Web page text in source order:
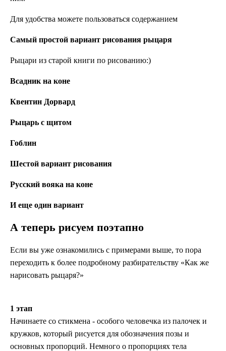
Для удобства можете пользоваться содержанием
Самый простой вариант рисования рыцаря
Рыцари из старой книги по рисованию:)
Всадник на коне
Квентин Дорвард
Рыцарь с щитом
Гоблин
Шестой вариант рисования
Русский вояка на коне
И еще один вариант
А теперь рисуем поэтапно
Если вы уже ознакомились с примерами выше, то пора
переходить к более подробному разбирательству «Как же
нарисовать рыцаря?»
1 этап
Начинаете со стикмена - особого человечка из палочек и
кружков, который рисуется для обозначения позы и
основных пропорций. Немного о пропорциях тела